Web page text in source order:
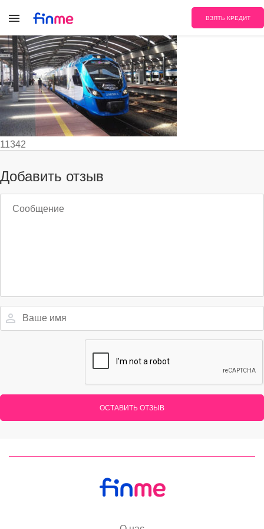
ВЗЯТЬ КРЕДИТ
poezd
11342
Добавить отзыв
ОСТАВИТЬ ОТЗЫВ